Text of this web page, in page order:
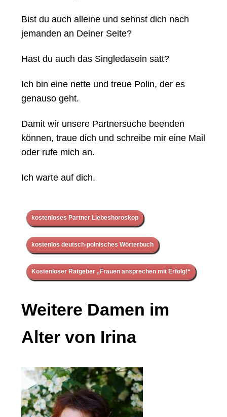
Bist du auch alleine und sehnst dich nach
jemanden an Deiner Seite?
Hast du auch das Singledasein satt?
Ich bin eine nette und treue Polin, der es
genauso geht.
Damit wir unsere Partnersuche beenden
können, traue dich und schreibe mir eine Mail
oder rufe mich an.
Ich warte auf dich.
kostenloses Partner Liebeshoroskop
kostenlos deutsch-polnisches Wörterbuch
Kostenloser Ratgeber „Frauen ansprechen mit Erfolg!“
Weitere Damen im
Alter von Irina